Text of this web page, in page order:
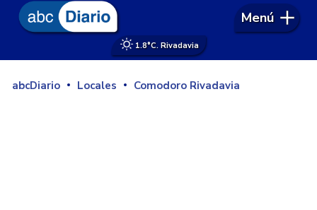
1.8°C. Rivadavia
Menú
abcDiario Locales Comodoro Rivadavia